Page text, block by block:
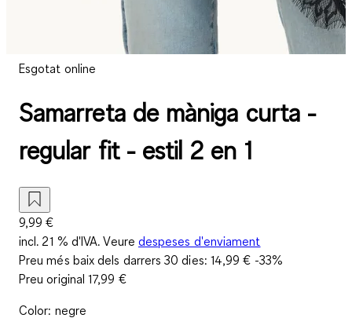
Esgotat online
Samarreta de màniga curta -
regular fit - estil 2 en 1
9,99 €
incl. 21 % d'IVA. Veure despeses d'enviament
Preu més baix dels darrers 30 dies: 14,99 € -33%
Preu original17,99 €
Color: negre